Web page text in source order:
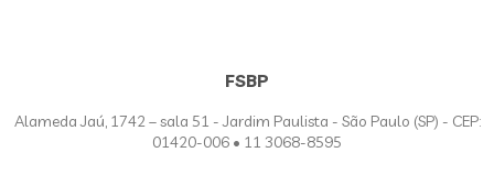
FSBP
Alameda Jaú, 1742 – sala 51 - Jardim Paulista - São Paulo (SP) - CEP:
01420-006 • 11 3068-8595